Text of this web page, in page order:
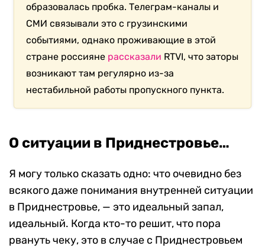
образовалась пробка. Телеграм-каналы и
СМИ связывали это с грузинскими
событиями, однако проживающие в этой
стране россияне рассказали RTVI, что заторы
возникают там регулярно из-за
нестабильной работы пропускного пункта.
О ситуации в Приднестровье…
Я могу только сказать одно: что очевидно без
всякого даже понимания внутренней ситуации
в Приднестровье, — это идеальный запал,
идеальный. Когда кто-то решит, что пора
рвануть чеку, это в случае с Приднестровьем